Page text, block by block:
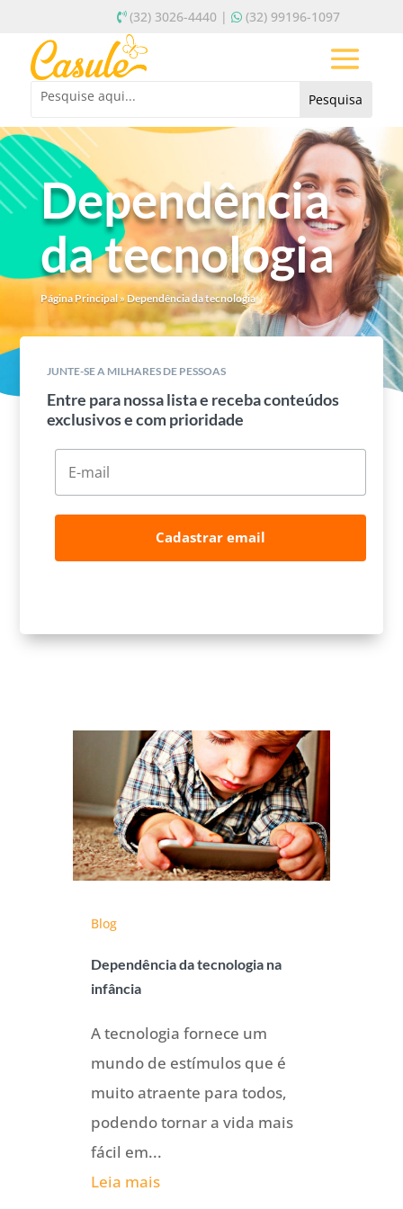
(32) 3026-4440 | (32) 99196-1097
Dependência
da tecnologia
Página Principal» Dependência da tecnologia
JUNTE-SE A MILHARES DE PESSOAS
Entre para nossa lista e receba conteúdos
exclusivos e com prioridade
Cadastrar email
Blog
Dependência da tecnologia na
infância
A tecnologia fornece um
mundo de estímulos que é
muito atraente para todos,
podendo tornar a vida mais
fácil em...
Leia mais